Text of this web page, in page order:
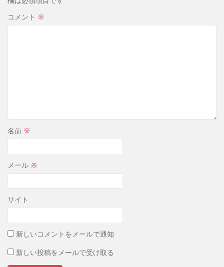
コメント ※
名前 ※
メール ※
サイト
新しいコメントをメールで通知
新しい投稿をメールで受け取る